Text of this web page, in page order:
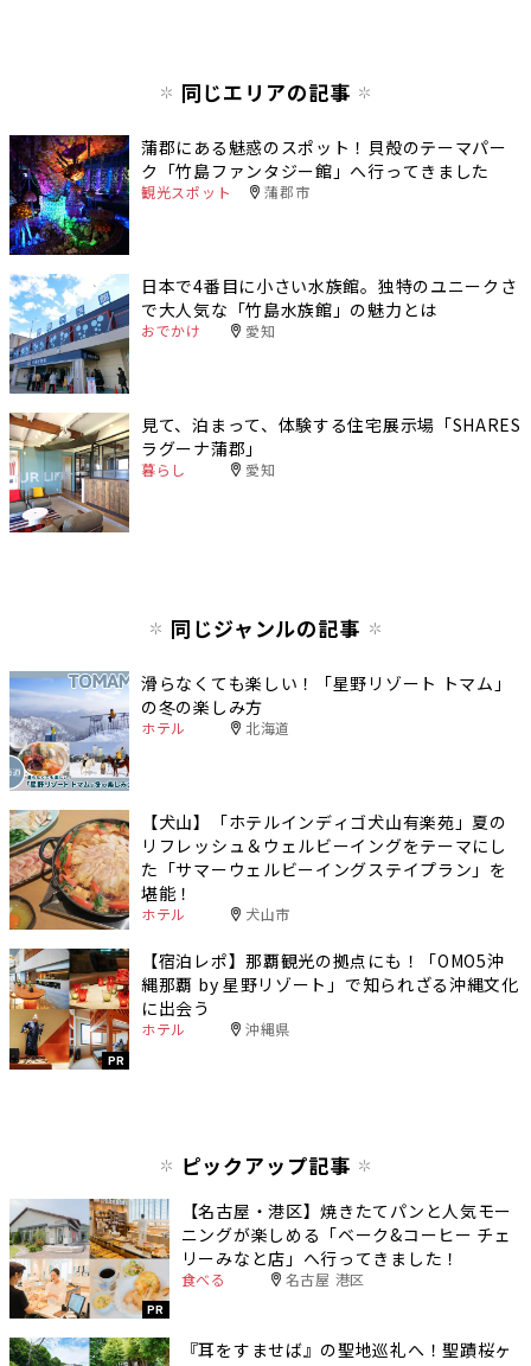
同じエリアの記事
蒲郡にある魅惑のスポット！貝殻のテーマパー
ク「竹島ファンタジー館」へ行ってきました
観光スポット 蒲郡市
日本で4番目に小さい水族館。独特のユニークさ
で大人気な「竹島水族館」の魅力とは
おでかけ 愛知
見て、泊まって、体験する住宅展示場「SHARES
ラグーナ蒲郡」
暮らし 愛知
同じジャンルの記事
滑らなくても楽しい！「星野リゾート トマム」
の冬の楽しみ方
ホテル 北海道
【犬山】「ホテルインディゴ犬山有楽苑」夏の
リフレッシュ＆ウェルビーイングをテーマにし
た「サマーウェルビーイングステイプラン」を
堪能！
ホテル 犬山市
PR
【宿泊レポ】那覇観光の拠点にも！「OMO5沖
縄那覇 by 星野リゾート」で知られざる沖縄文化
に出会う
ホテル 沖縄県
ピックアップ記事
PR
【名古屋・港区】焼きたてパンと人気モー
ニングが楽しめる「ベーク&コーヒー チェ
リーみなと店」へ行ってきました！
食べる 名古屋 港区
『耳をすませば』の聖地巡礼へ！聖蹟桜ヶ